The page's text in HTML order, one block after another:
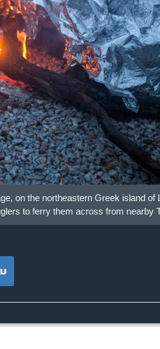
on the northeastern Greek island of
to ferry them across from nearby